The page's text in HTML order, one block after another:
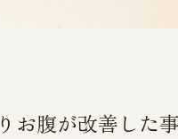
お腹が改善した事